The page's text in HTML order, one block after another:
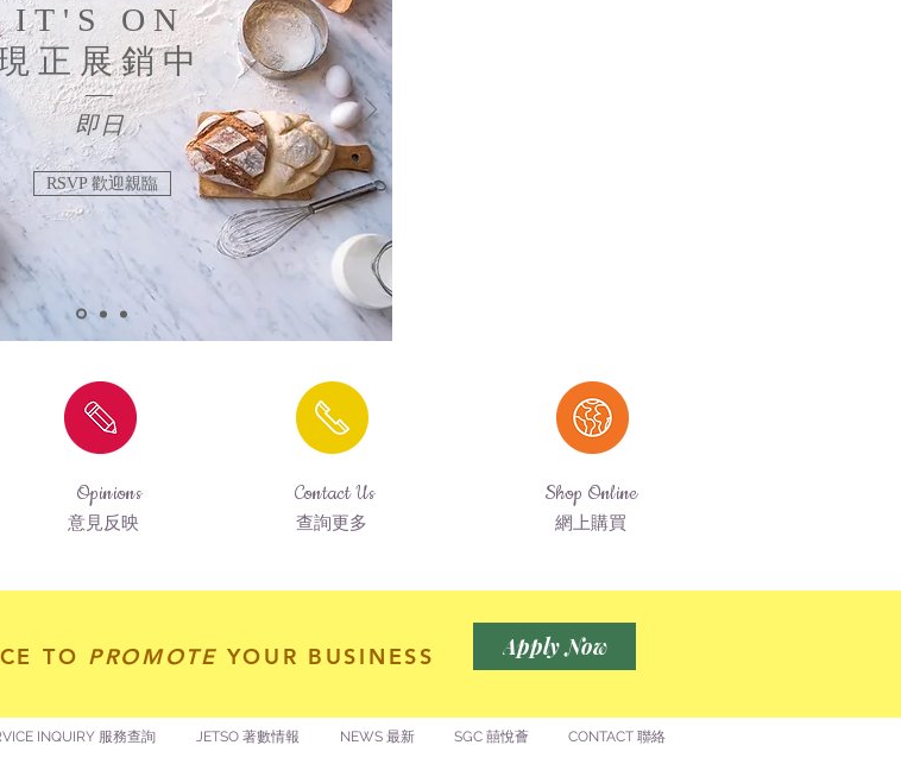
IT'S ON
正​展銷中
即日
RSVP 歡迎親臨
Opinions
意見反映
Contact Us
查詢更多
Shop Online
網上購買
TO PROMOTE YOUR BUSINESS Apply Now
INQUIRY 服務查詢 JETSO 著數情報 NEWS 最新 SGC 囍悅薈 CONTACT 聯絡